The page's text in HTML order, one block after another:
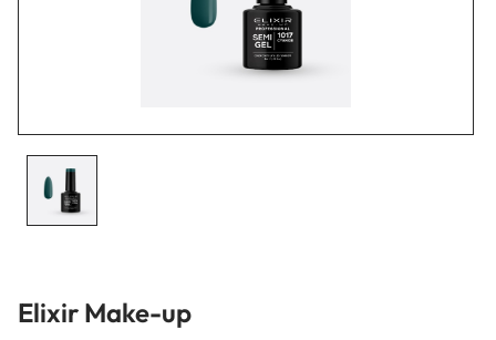
Elixir Make-up